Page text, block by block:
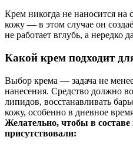
Крем никогда не наносится
кожу — в этом случае он
не работает вглубь, а нередко
Какой крем подходит
Выбор крема — задача не
нанесения. Средство должно
липидов, восстанавливать
кожу, особенно в дневное
Желательно, чтобы в
присутствовали: